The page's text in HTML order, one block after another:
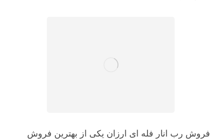
فروش رب انار فله ای ارزان یکی از بهترین فروش